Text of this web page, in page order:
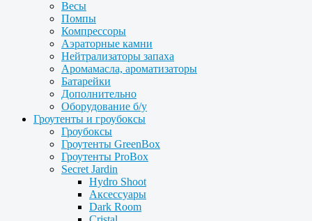
Весы
Помпы
Компрессоры
Аэраторные камни
Нейтрализаторы запаха
Аромамасла, ароматизаторы
Батарейки
Дополнительно
Оборудование б/у
Гроутенты и гроубоксы
Гроубоксы
Гроутенты GreenBox
Гроутенты ProBox
Secret Jardin
Hydro Shoot
Аксессуары
Dark Room